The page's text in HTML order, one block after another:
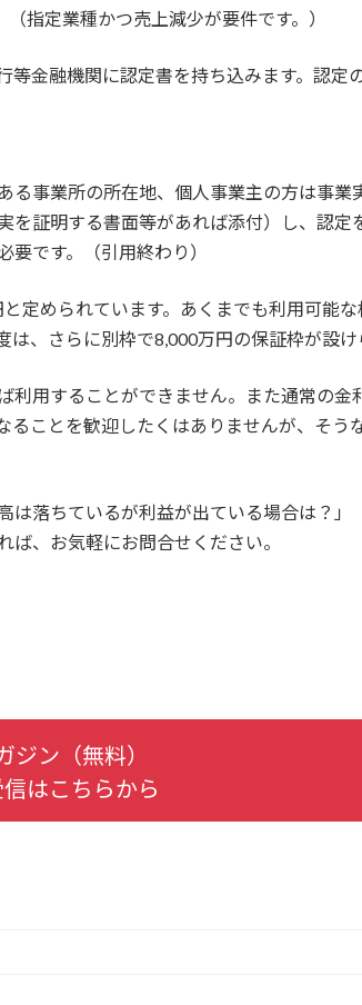
指定業種かつ売上減少が要件です。）
金融機関に認定書を持ち込みます。認定
事業所の所在地、個人事業主の方は事
を証明する書面等があれば添付）し、認
です。（引用終わり）
定められています。あくまでも利用可能
、さらに別枠で8,000万円の保証枠が設け
用することができません。また通常の金
ことを歓迎したくはありませんが、そう
は落ちているが利益が出ている場合は？
、お気軽にお問合せください。
ジン（無料）
はこちらから